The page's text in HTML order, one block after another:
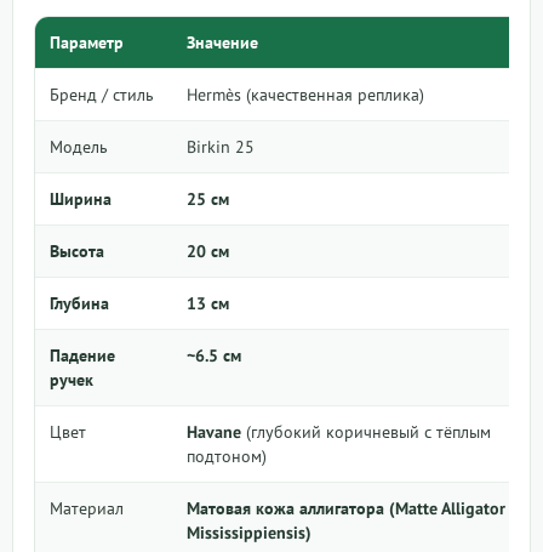
Параметр Значение
Бренд / стиль Hermès (качественная реплика)
Модель Birkin 25
Ширина 25 см
Высота 20 см
Глубина 13 см
Падение
ручек
~6.5 см
Цвет Havane (глубокий коричневый с тёплым
подтоном)
Материал
Матовая кожа аллигатора (Matte Alligator
Mississippiensis)